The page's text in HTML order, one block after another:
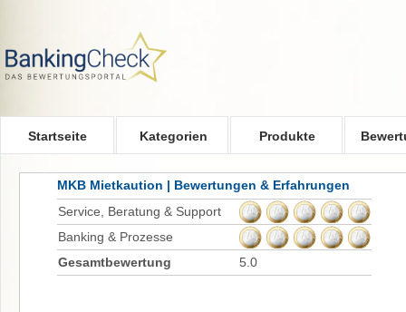
Startseite Kategorien Produkte
MKB Mietkaution | Bewertungen & Erfahrungen
Service, Beratung & Support
Banking & Prozesse
Gesamtbewertung
5.0